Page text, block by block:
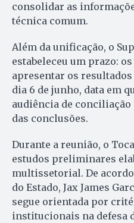
consolidar as
técnica comum.
Além da unificação, o
estabeleceu um prazo:
apresentar os
dia 6 de junho, data em
audiência de
das conclusões.
Durante a reunião, o
estudos preliminares
multissetorial. De
do Estado, Jax James
segue orientada por
institucionais na defesa